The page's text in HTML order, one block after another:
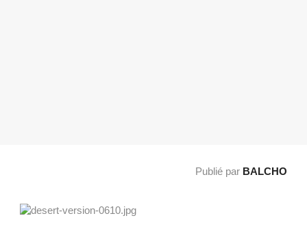
Publié par BALCHO